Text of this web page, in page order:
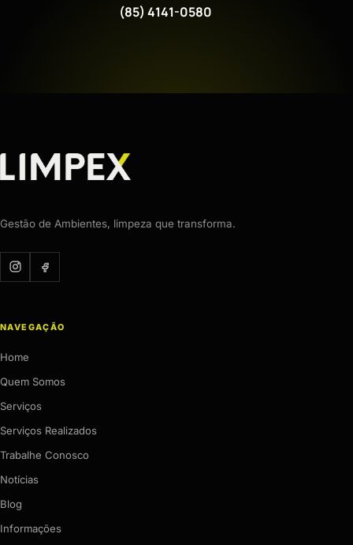
(85) 4141-0580
Gestão de Ambientes, limpeza que transforma.
NAVEGAÇÃO
Home
Quem Somos
Serviços
Serviços Realizados
Trabalhe Conosco
Notícias
Blog
Informações